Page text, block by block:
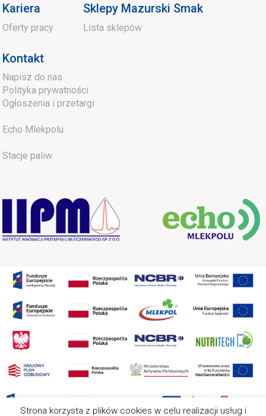
Kariera
Oferty pracy
Sklepy Mazurski Smak
Lista sklepów
Kontakt
Napisz do nas
Polityka prywatności
Ogłoszenia i przetargi
Echo Mlekpolu
Stacje paliw
Strona korzysta z plików cookies w celu realizacji usług i